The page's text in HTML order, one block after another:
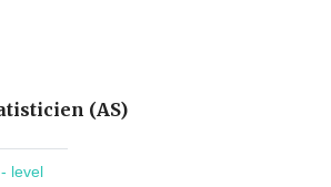
(AS)
level